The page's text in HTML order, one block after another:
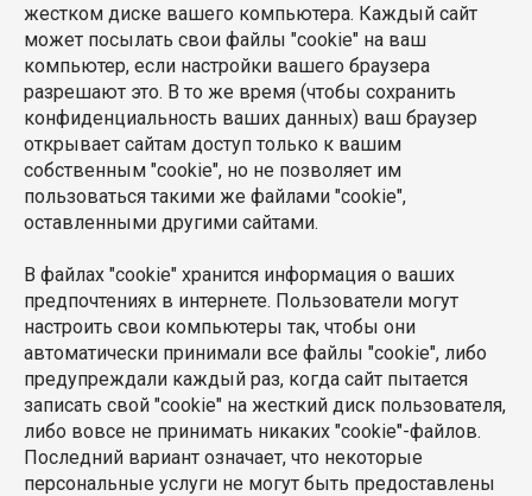
жестком диске вашего компьютера. Каждый сайт
может посылать свои файлы "cookie" на ваш
компьютер, если настройки вашего браузера
разрешают это. В то же время (чтобы сохранить
конфиденциальность ваших данных) ваш браузер
открывает сайтам доступ только к вашим
собственным "cookie", но не позволяет им
пользоваться такими же файлами "cookie",
оставленными другими сайтами.
В файлах "cookie" хранится информация о ваших
предпочтениях в интернете. Пользователи могут
настроить свои компьютеры так, чтобы они
автоматически принимали все файлы "cookie", либо
предупреждали каждый раз, когда сайт пытается
записать свой "cookie" на жесткий диск пользователя,
либо вовсе не принимать никаких "cookie"-файлов.
Последний вариант означает, что некоторые
персональные услуги не могут быть предоставлены